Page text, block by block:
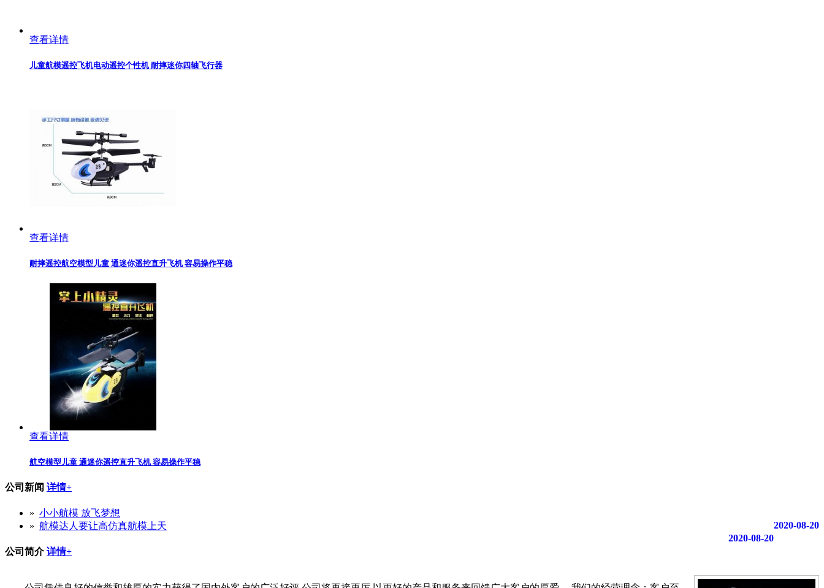
查看详情
儿童航模遥控飞机电动遥控个性机 耐摔迷你四轴飞行器
查看详情
耐摔遥控航空模型儿童 通迷你遥控直升飞机 容易操作平稳
查看详情
航空模型儿童 通迷你遥控直升飞机 容易操作平稳
公司新闻 详情+
» 小小航模 放飞梦想
2020-08-20
» 航模达人要让高仿真航模上天
2020-08-20
公司简介详情+